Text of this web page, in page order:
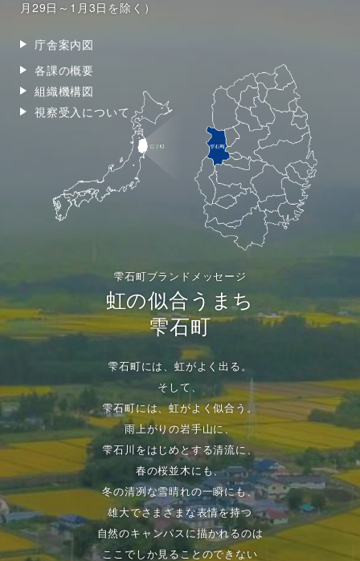
月29日～1月3日を除く）
庁舎案内図
各課の概要
組織機構図
視察受入について
雫石町ブランドメッセージ
虹の似合うまち
雫石町
雫石町には、虹がよく出る。
そして、
雫石町には、虹がよく似合う。
雨上がりの岩手山に、
雫石川をはじめとする清流に、
春の桜並木にも、
冬の清冽な雪晴れの一瞬にも、
雄大でさまざまな表情を持つ
自然のキャンパスに描かれるのは
ここでしか見ることのできない